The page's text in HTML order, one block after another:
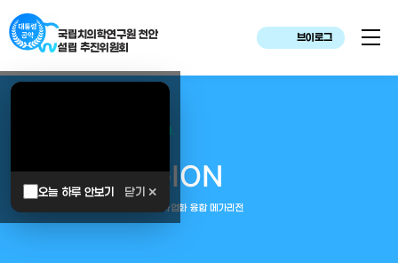
국립치의학연구원 천안
설립 추진위원회
브이로그
오늘 하루 안보기 닫기 ✕
대한민국은 두번이나 약속하였습니다.
MEGAREGION
중부권 전체를 잇는 연구–임상–평가–사업화 융합 메가리전